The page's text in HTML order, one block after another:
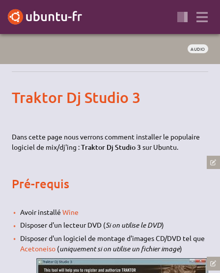
AUDIO
Traktor Dj Studio 3
Dans cette page nous verrons comment installer le populaire
logiciel de mix/dj'ing :Traktor Dj Studio 3 sur Ubuntu.
Pré-requis
Avoir installé Wine
Disposer d'un lecteur DVD (Si on utilise le DVD)
Disposer d'un logiciel de montage d'images CD/DVD tel que
Acetoneiso(uniquement si on utilise un fichier image)